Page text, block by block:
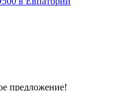
предложение!